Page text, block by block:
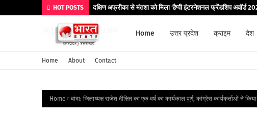
HOT POSTS दक्षिण अफ्रीका से मंतशा को मिला ‘हैप्पी इंटरनेशनल फ्रेंडशिप अवॉर्ड
Home उत्तर प्रदेश क्राइम देश
Home About Contact
Home बांदा: जिलाध्यक्ष राजेश दीक्षित का एक वर्ष का कार्यकाल पूर्ण, कांग्रेस कार्यकर्ताओं ने